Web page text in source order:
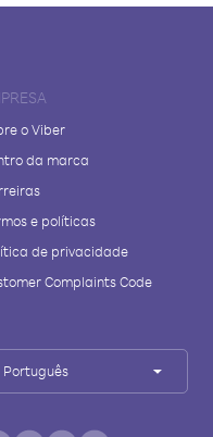
o Viber
da marca
e políticas
de privacidade
Complaints Code
Português